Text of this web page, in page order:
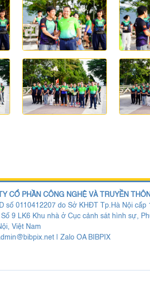
CỔ PHẦN CÔNG NGHỆ VÀ TRUYỀN
số 0110412207 do Sở KHĐT Tp.Hà Nội cấp
9 LK6 Khu nhà ở Cục cảnh sát hình sự,
Việt Nam
Zalo OA BIBPIX